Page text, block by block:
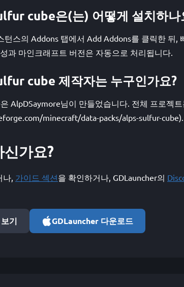
cube은(는) 어떻게 설치하나
턴스의 Addons 탭에서 Add Addons를 클릭한 뒤,
과 마인크래프트 버전은 자동으로 처리됩니다.
cube 제작자는 누구인가요?
AlpDSaymore님이 만들었습니다. 전체 프로젝
minecraft/data-packs/alps-sulfur-cube).
가요?
나, 가이드 섹션을 확인하거나, GDLauncher의
기 GDLauncher 다운로드